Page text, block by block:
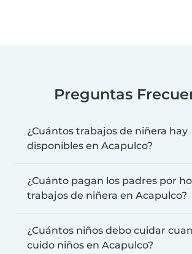
Preguntas
¿Cuántos trabajos de niñera hay
disponibles en Acapulco?
¿Cuánto pagan los padres por
trabajos de niñera en Acapulco?
¿Cuántos niños debo cuidar
cuido niños en Acapulco?